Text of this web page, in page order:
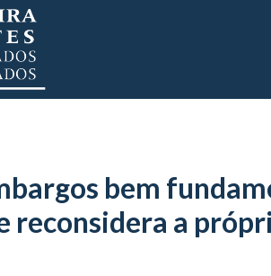
bem
reconsidera a